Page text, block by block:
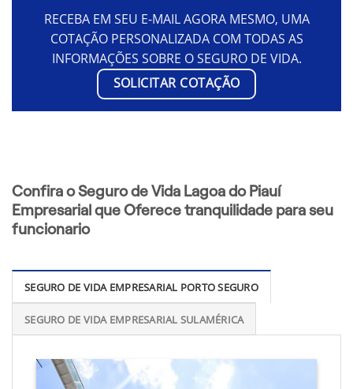
RECEBA EM SEU E-MAIL AGORA MESMO, UMA
COTAÇÃO PERSONALIZADA COM TODAS AS
INFORMAÇÕES SOBRE O SEGURO DE VIDA.
SOLICITAR COTAÇÃO
Confira o Seguro de Vida Lagoa do Piauí
Empresarial que Oferece tranquilidade para seu
funcionario
SEGURO DE VIDA EMPRESARIAL PORTO SEGURO
SEGURO DE VIDA EMPRESARIAL SULAMÉRICA